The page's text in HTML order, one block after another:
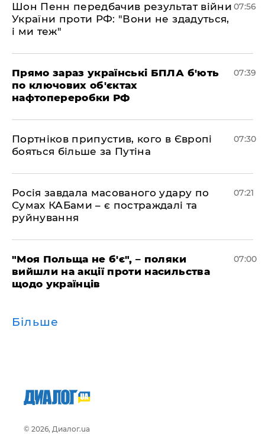
Шон Пенн передбачив результат війни
України проти РФ: "Вони не здадуться,
і ми теж"
07:56
Прямо зараз українські БПЛА б'ють
по ключових об'єктах
нафтопереробки РФ
07:39
Портніков припустив, кого в Європі
бояться більше за Путіна
07:30
Росія завдала масованого удару по
Сумах КАБами – є постраждалі та
руйнування
07:21
"Моя Польща не б'є", – поляки
вийшли на акції проти насильства
щодо українців
07:00
Більше
© 2026, Диалог.ua